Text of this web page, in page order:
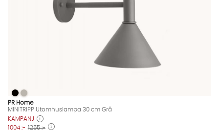
MINITRIPP Utomhuslampa 30 cm Grå Finns även i dessa
MINITRIPP Utomhuslampa 30 cm Grå
MINITRIPP Utomhuslampa 30 cm Grå
PR Home
MINITRIPP Utomhuslampa 30 cm Grå
KAMPANJ
1004 :- 1255 :-